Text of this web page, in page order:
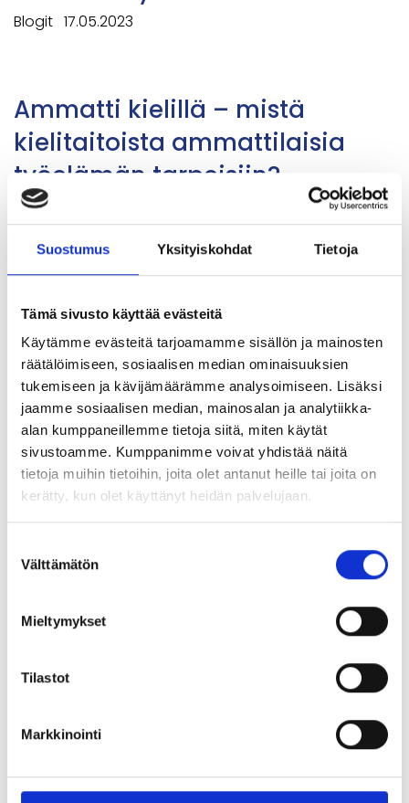
Suostumus Yksityiskohdat Tietoja
Tämä sivusto käyttää evästeitä
Käytämme evästeitä tarjoamamme sisällön ja mainosten
räätälöimiseen, sosiaalisen median ominaisuuksien
tukemiseen ja kävijämäärämme analysoimiseen. Lisäksi
jaamme sosiaalisen median, mainosalan ja analytiikka-
alan kumppaneillemme tietoja siitä, miten käytät
sivustoamme. Kumppanimme voivat yhdistää näitä
tietoja muihin tietoihin, joita olet antanut heille tai joita on
kerätty, kun olet käyttänyt heidän palvelujaan.
valinta
Välttämätön
Mieltymykset
Tilastot
Markkinointi
Blogit 17.05.2023
Ammatti kielillä – mistä
kielitaitoista ammattilaisia
työelämän tarpeisiin?
Blogit
ja kansainvälinen
kielistrategia
Kannanotot ja lausunnot 20.03.2023
Tukea ammatillisen toisen
asteen opettajille
Yto-asiaa
lisättävä ammatillisella toisella